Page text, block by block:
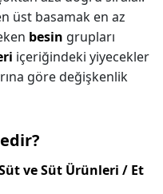
üst basamak en az
besin grupları
içeriğindeki yiyecekler
göre değişkenlik
ve Süt Ürünleri / Et